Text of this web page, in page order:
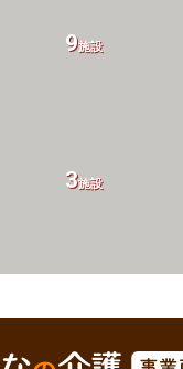
2施設
3施設
9施設